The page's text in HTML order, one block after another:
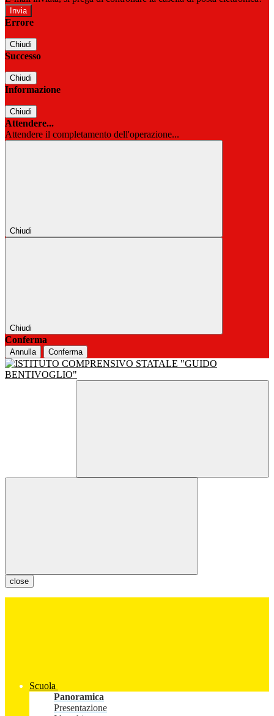
Errore
Chiudi
Successo
Chiudi
Informazione
Chiudi
Attendere...
Attendere il completamento dell'operazione...
Chiudi
Chiudi
Conferma
Annulla Conferma
close
Scuola
Panoramica
Presentazione